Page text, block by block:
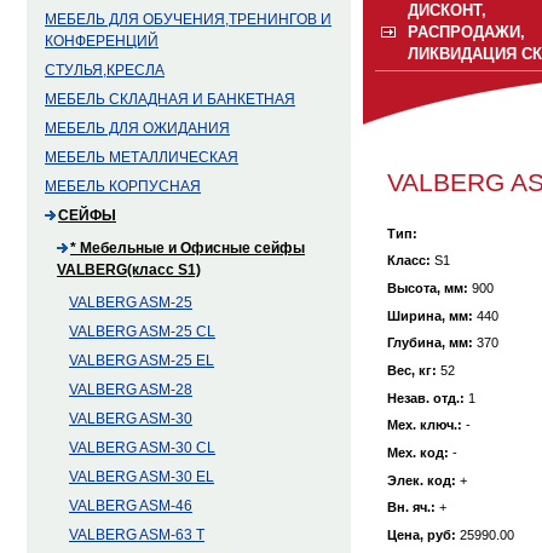
МЕБЕЛЬ ДЛЯ ОБУЧЕНИЯ,ТРЕНИНГОВ И
КОНФЕРЕНЦИЙ
СТУЛЬЯ,КРЕСЛА
МЕБЕЛЬ СКЛАДНАЯ И БАНКЕТНАЯ
МЕБЕЛЬ ДЛЯ ОЖИДАНИЯ
МЕБЕЛЬ МЕТАЛЛИЧЕСКАЯ
МЕБЕЛЬ КОРПУСНАЯ
СЕЙФЫ
* Мебельные и Офисные сейфы
VALBERG(класс S1)
VALBERG ASM-25
VALBERG ASM-25 CL
VALBERG ASM-25 EL
VALBERG ASM-28
VALBERG ASM-30
VALBERG ASM-30 CL
VALBERG ASM-30 EL
VALBERG ASM-46
VALBERG ASM-63 T
ДИСКОНТ,
РАСПРОДАЖИ,
ЛИКВИДАЦИЯ
VALBERG
Тип:
Класс: S1
Высота, мм: 900
Ширина, мм: 440
Глубина, мм: 370
Вес, кг: 52
Незав. отд.: 1
Мех. ключ.: -
Мех. код: -
Элек. код: +
Вн. яч.: +
Цена, руб: 25990.00